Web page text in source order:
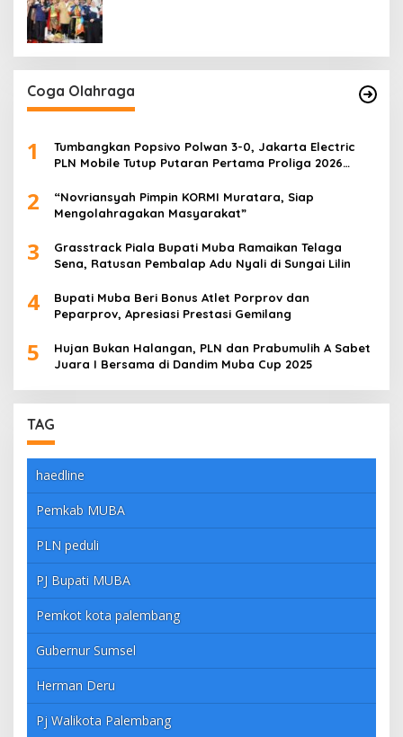
Coga Olahraga
1
Tumbangkan Popsivo Polwan 3-0, Jakarta Electric
PLN Mobile Tutup Putaran Pertama Proliga 2026
2
“Novriansyah Pimpin KORMI Muratara, Siap
Mengolahragakan Masyarakat”
3
Grasstrack Piala Bupati Muba Ramaikan Telaga
Sena, Ratusan Pembalap Adu Nyali di Sungai Lilin
4
Bupati Muba Beri Bonus Atlet Porprov dan
Peparprov, Apresiasi Prestasi Gemilang
5
Hujan Bukan Halangan, PLN dan Prabumulih A Sabet
Juara I Bersama di Dandim Muba Cup 2025
TAG
haedline
Pemkab MUBA
PLN peduli
PJ Bupati MUBA
Pemkot kota palembang
Gubernur Sumsel
Herman Deru
Pj Walikota Palembang